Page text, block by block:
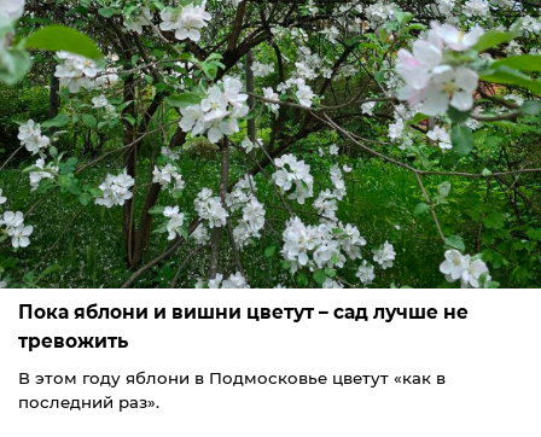
Пока яблони и вишни цветут – сад лучше не
тревожить
В этом году яблони в Подмосковье цветут «как в
последний раз».